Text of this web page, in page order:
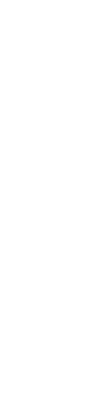
с максимальным